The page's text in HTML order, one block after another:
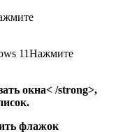
Нажмите
окна< /strong>,
флажок